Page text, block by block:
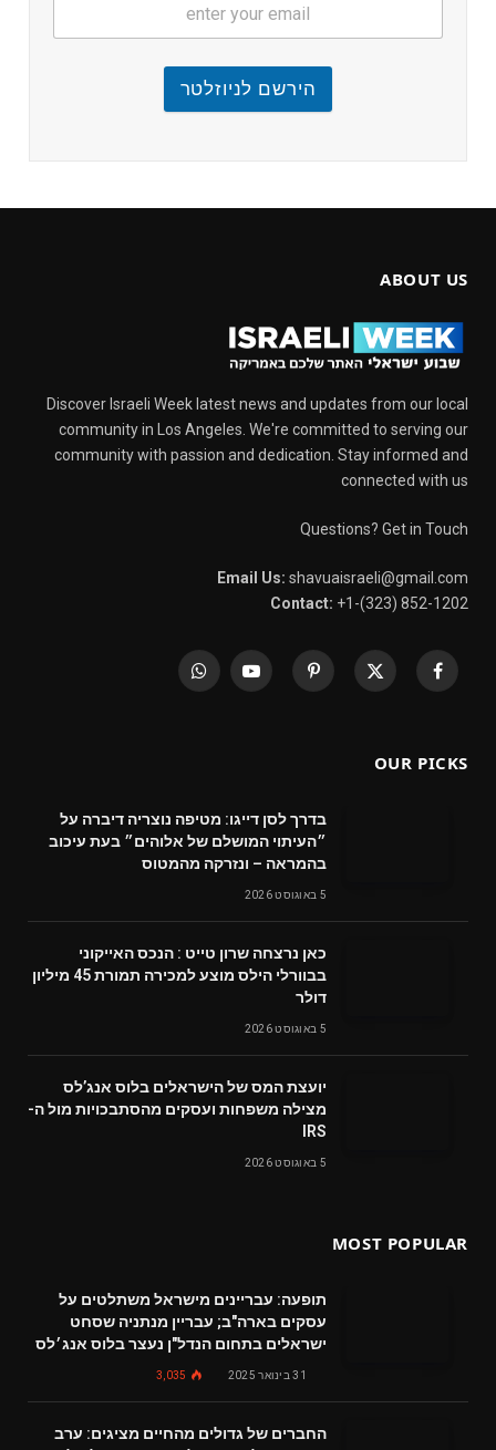
הירשם לניוזלטר
ABOUT US
Discover Israeli Week latest news and updates from our local
community in Los Angeles. We're committed to serving our
community with passion and dedication. Stay informed and
connected with us
Questions? Get in Touch
Email Us: shavuaisraeli@gmail.com
Contact: +1-(323) 852-1202
Facebook
X
Pinterest
YouTube
WhatsApp
OUR PICKS
בדרך לסן דייגו: מטיפה נוצריה דיברה על
״העיתוי המושלם של אלוהים״ בעת עיכוב
בהמראה – ונזרקה מהמטוס
5 באוגוסט 2026
‬דולר
5 באוגוסט 2026
‬מצילה‭ ‬משפחות‭ ‬ועסקים‭ ‬מהסתבכויות‭ ‬מול‭ ‬ה-
IRS
5 באוגוסט 2026
MOST POPULAR
תופעה: עבריינים מישראל משתלטים על
עסקים בארה"ב; עבריין מנתניה שסחט
ישראלים בתחום הנדל"ן נעצר בלוס אנג׳לס
31 בינואר 2025 3,035
החברים של גדולים מהחיים מציגים: ערב